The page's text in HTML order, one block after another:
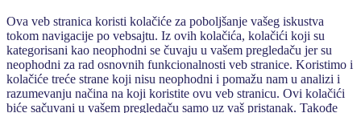
Ova veb stranica koristi kolačiće za poboljšanje vašeg iskustva
tokom navigacije po vebsajtu. Iz ovih kolačića, kolačići koji su
kategorisani kao neophodni se čuvaju u vašem pregledaču jer su
neophodni za rad osnovnih funkcionalnosti veb stranice. Koristimo i
kolačiće treće strane koji nisu neophodni i pomažu nam u analizi i
razumevanju načina na koji koristite ovu veb stranicu. Ovi kolačići
biće sačuvani u vašem pregledaču samo uz vaš pristanak. Takođe